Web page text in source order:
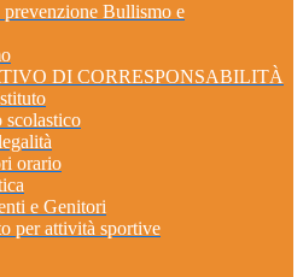
Bullismo e
DI CORRESPONSABILITÀ
scolastico
orario
e Genitori
per attività sportive